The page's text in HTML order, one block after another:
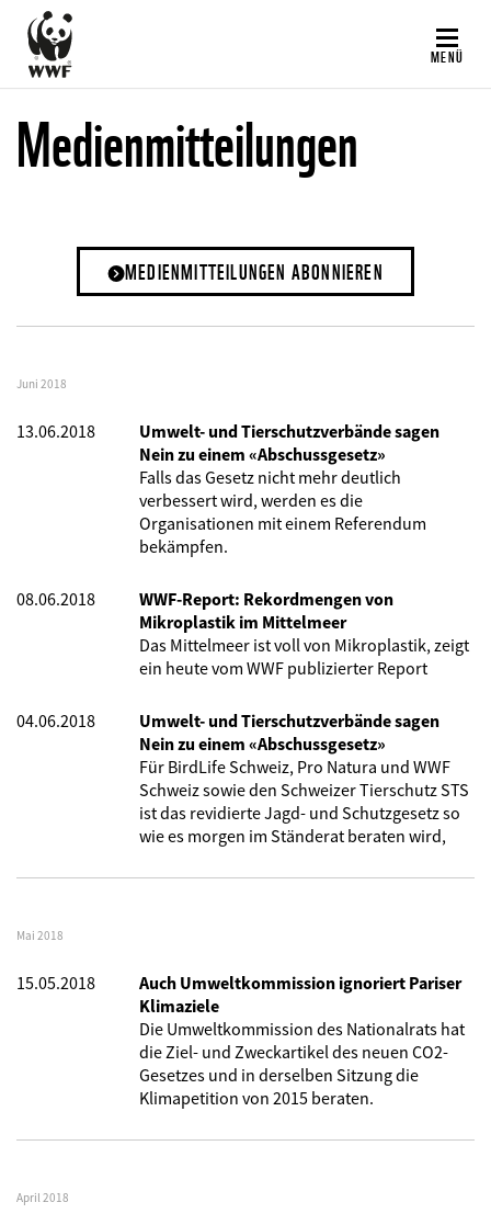
Direkt
zum
Inhalt
MENÜ
Medienmitteilungen
MEDIENMITTEILUNGEN ABONNIEREN
Juni 2018
13.06.2018
Umwelt- und Tierschutzverbände sagen
Nein zu einem «Abschussgesetz»
Falls das Gesetz nicht mehr deutlich
verbessert wird, werden es die
Organisationen mit einem Referendum
bekämpfen.
08.06.2018
WWF-Report: Rekordmengen von
Mikroplastik im Mittelmeer
Das Mittelmeer ist voll von Mikroplastik, zeigt
ein heute vom WWF publizierter Report
04.06.2018
Umwelt- und Tierschutzverbände sagen
Nein zu einem «Abschussgesetz»
Für BirdLife Schweiz, Pro Natura und WWF
Schweiz sowie den Schweizer Tierschutz STS
ist das revidierte Jagd- und Schutzgesetz so
wie es morgen im Ständerat beraten wird,
Mai 2018
15.05.2018
Auch Umweltkommission ignoriert Pariser
Klimaziele
Die Umweltkommission des Nationalrats hat
die Ziel- und Zweckartikel des neuen CO2-
Gesetzes und in derselben Sitzung die
Klimapetition von 2015 beraten.
April 2018